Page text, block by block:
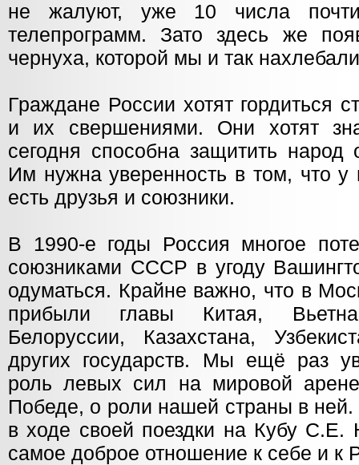
не жалуют, уже 10 числа
телепрограмм. Зато здесь же
чернуха, которой мы и так
Граждане России хотят гордиться
и их свершениями. Они хотят
сегодня способна защитить народ
Им нужна уверенность в том, что
есть друзья и союзники.
В 1990-е годы Россия многое
союзниками СССР в угоду
одуматься. Крайне важно, что в
прибыли главы Китая,
Белоруссии, Казахстана,
других государств. Мы ещё раз
роль левых сил на мировой
Победе, о роли нашей страны в
в ходе своей поездки на Кубу С.Е.
самое доброе отношение к себе и к